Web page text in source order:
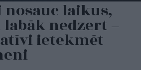
nosauc laikus,
nedzert –
ietekmēt